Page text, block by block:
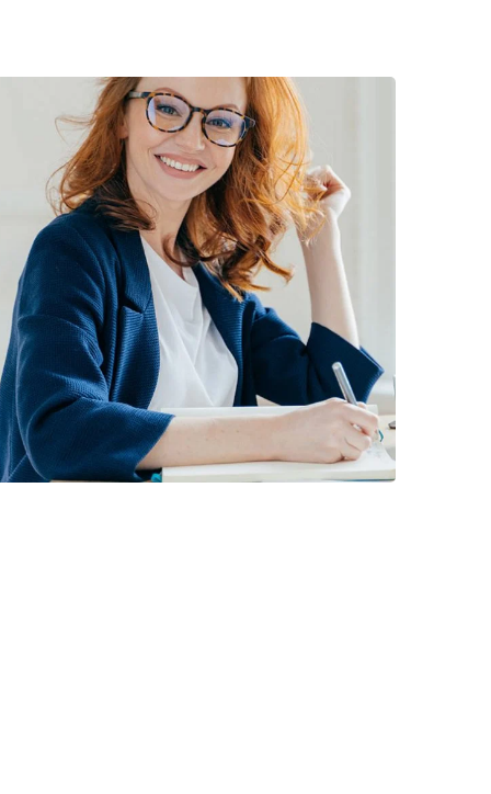
Financial Statements
BUSINESS / FINANCE